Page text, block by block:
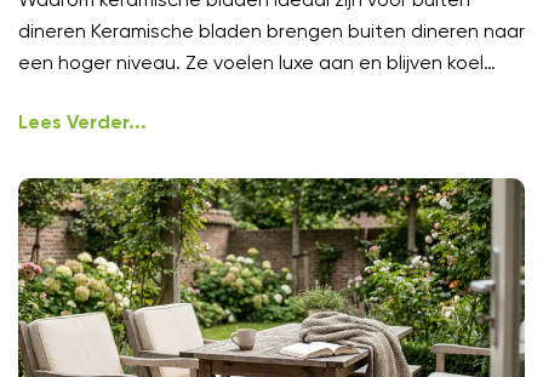
dineren Keramische bladen brengen buiten dineren naar
een hoger niveau. Ze voelen luxe aan en blijven koel
Lees Verder...